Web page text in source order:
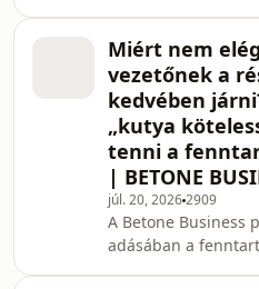
legfontosabb
vállalat stratégiai
Szó esik a sportból
versenyszellemről,
kapott autizmus
valamint arról,
egy kulturális
kereskedelmi
Miért nem
vezetőnek a
kedvében
„kutya
tenni a
| BETONE
júl. 20, 20262909
A Betone Business
adásában a